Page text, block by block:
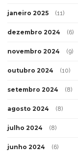
janeiro 2025 (11)
dezembro 2024 (6)
novembro 2024 (9)
outubro 2024 (10)
setembro 2024 (8)
agosto 2024 (8)
julho 2024 (8)
junho 2024 (6)